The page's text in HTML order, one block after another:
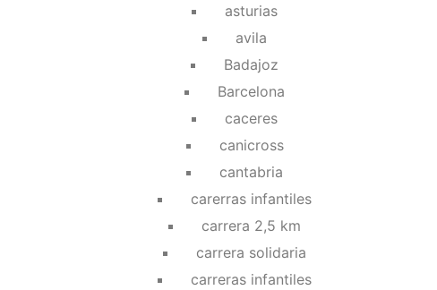
asturias
avila
Badajoz
Barcelona
caceres
canicross
cantabria
carerras infantiles
carrera 2,5 km
carrera solidaria
carreras infantiles